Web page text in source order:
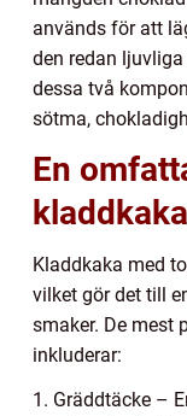
används för att
den redan
dessa två
sötma,
En
Kladdkaka med
vilket gör det till
smaker. De mest
inkluderar:
1. Gräddtäcke –